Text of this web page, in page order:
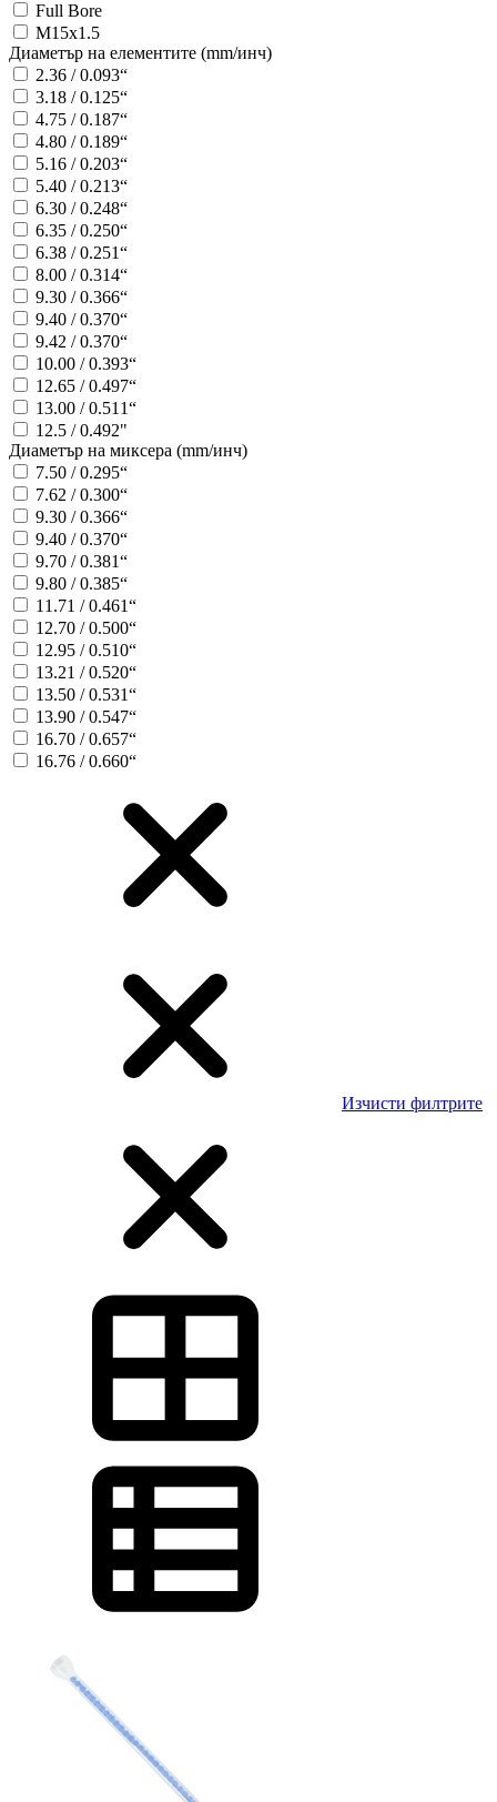
Full Bore
M15x1.5
Диаметър на елементите (mm/инч)
2.36 / 0.093“
3.18 / 0.125“
4.75 / 0.187“
4.80 / 0.189“
5.16 / 0.203“
5.40 / 0.213“
6.30 / 0.248“
6.35 / 0.250“
6.38 / 0.251“
8.00 / 0.314“
9.30 / 0.366“
9.40 / 0.370“
9.42 / 0.370“
10.00 / 0.393“
12.65 / 0.497“
13.00 / 0.511“
12.5 / 0.492"
Диаметър на миксера (mm/инч)
7.50 / 0.295“
7.62 / 0.300“
9.30 / 0.366“
9.40 / 0.370“
9.70 / 0.381“
9.80 / 0.385“
11.71 / 0.461“
12.70 / 0.500“
12.95 / 0.510“
13.21 / 0.520“
13.50 / 0.531“
13.90 / 0.547“
16.70 / 0.657“
16.76 / 0.660“
Изчисти филтрите